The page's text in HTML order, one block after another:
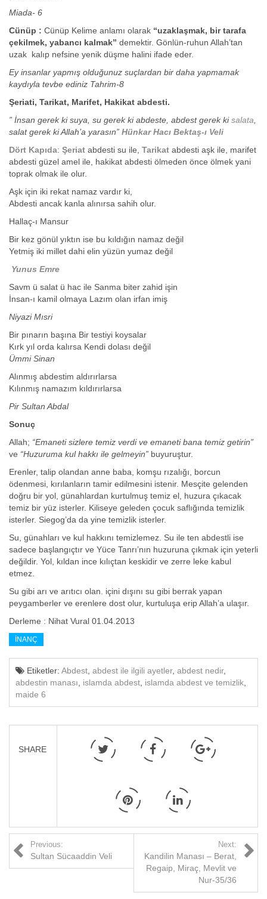
Miada- 6
Cünüp : Cünüp Kelime anlamı olarak “uzaklaşmak, bir tarafa
çekilmek, yabancı kalmak” demektir. Gönlün-ruhun Allah’tan
uzak kalıp nefsine yenik düşme halini ifade eder.
Ey insanlar yapmış olduğunuz suçlardan bir daha yapmamak
kaydıyla tevbe ediniz Tahrim-8
Şeriati, Tarikat, Marifet, Hakikat abdesti.
” İnsan gerek ki suya, su gerek ki abdeste, abdest gerek kisalata
salat gerek ki Allah’a yarasın” Hünkar Hacı Bektaş-ı Veli
Dört Kapıda: Şeriat abdesti su ile, Tarikat abdesti aşk ile, marifet
abdesti güzel amel ile, hakikat abdesti ölmeden önce ölmek yani
toprak olmak ile olur.
Aşk için iki rekat namaz vardır ki,
Abdesti ancak kanla alınırsa sahih olur.
Hallaç-ı Mansur
Bir kez gönül yıktın ise bu kıldığın namaz değil
Yetmiş iki millet dahi elin yüzün yumaz değil
Yunus Emre
Savm ü salat ü hac ile Sanma biter zahid işin
İnsan-ı kamil olmaya Lazım olan irfan imiş
Niyazi Mısri
Bir pınarın başına Bir testiyi koysalar
Kırk yıl orda kalırsa Kendi dolası değil
Ümmi Sinan
Alınmış abdestim aldırırlarsa
Kılınmış namazım kıldırırlarsa
Pir Sultan Abdal
Sonuç
Allah; “Emaneti sizlere temiz verdi ve emaneti bana temiz getirin”
ve “Huzuruma kul hakkı ile gelmeyin” buyuruştur.
Erenler, talip olandan anne baba, komşu rızalığı, borcun
ödenmesi, kırılanların tamir edilmesini istenir. Mesçite gelenden
doğru bir yol, günahlardan kurtulmuş temiz el, huzura çıkacak
temiz bir yüz isterler. Kiliseye geleden çocuk saflığında temizlik
isterler. Siegog’da da yine temizlik isterler.
Su, günahları ve kul hakkını temizlemez. Su ile ten abdestli ise
sadece başlangıçtır ve Yüce Tanrı’nın huzuruna çıkmak için yeterli
değildir. Yol, kıldan ince kılıçtan keskidir ve zerre leke kabul
etmez.
Su gibi arı ve arıtıcı olan. içini dışını su gibi berrak yapan
peygamberler ve erenlere dost olur, kurtuluşa erip Allah’a ulaşır.
Derleme : Nihat Vural 01.04.2013
İNANÇ
Etiketler: Abdest abdest ile ilgili ayetler, abdest nedir,
abdestin manası
islamda abdest islamda abdest ve temizlik
maide 6
SHARE
Previous:
Sultan Sücaaddin Veli
Next:
Kandilin Manası – Berat,
Regaip, Miraç, Mevlit ve
Nur-35/36